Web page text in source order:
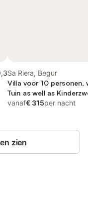
Sa Riera, Begur
Villa voor 10 personen,
Tuin as well as
vanaf€ 315per nacht
zien